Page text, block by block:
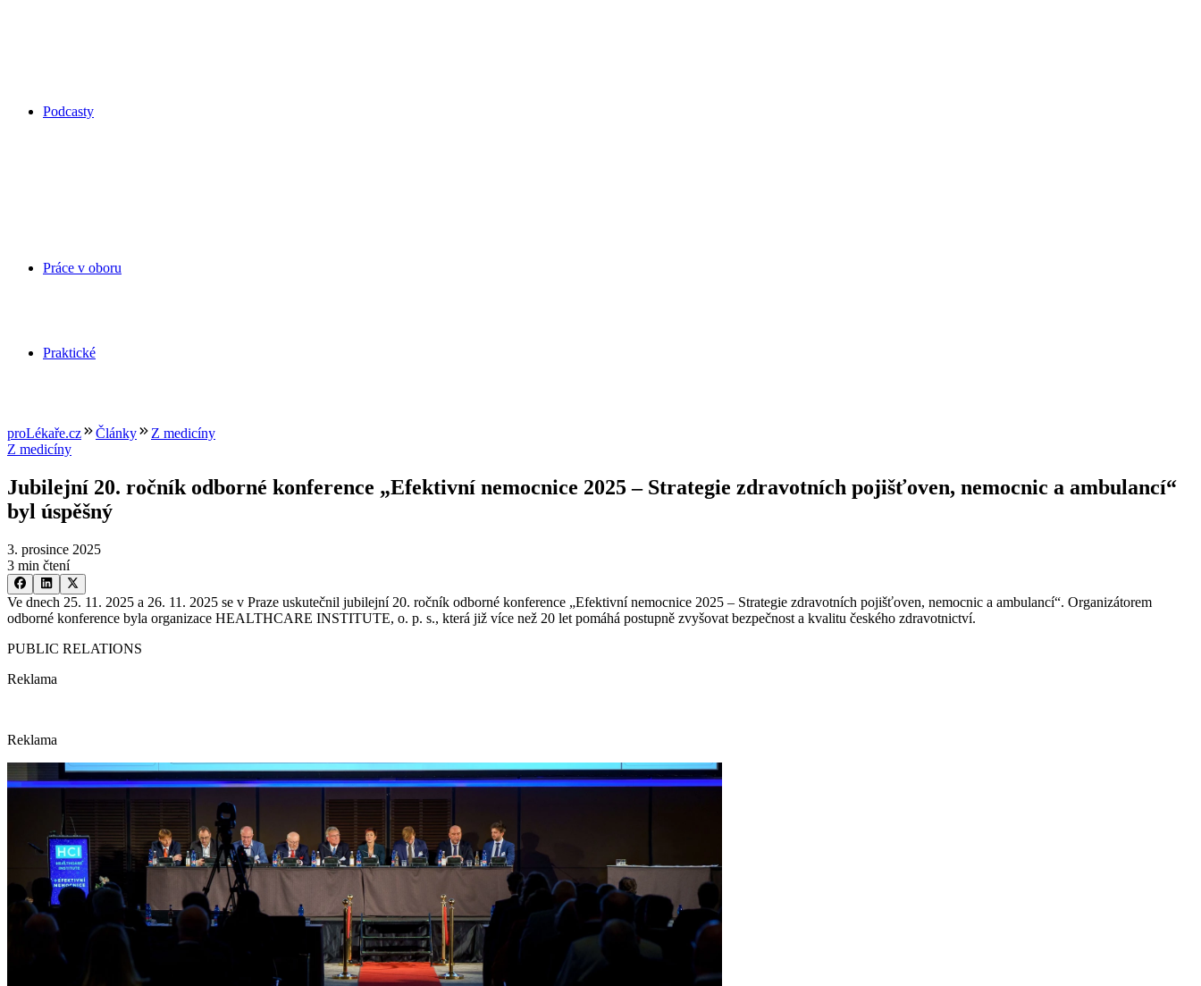
Podcasty
Práce v oboru
Praktické
proLékaře.cz Články
Z medicíny
Z medicíny
Jubilejní 20. ročník odborné konference „Efektivní nemocnice 2025 –⁠ Strategie zdravotních pojišťoven, nemocnic a ambulancí“
byl úspěšný
3. prosince 2025
3 min čtení
Ve dnech 25. 11. 2025 a 26. 11. 2025 se v Praze uskutečnil jubilejní 20. ročník odborné konference „Efektivní nemocnice 2025 –⁠ Strategie zdravotních pojišťoven, nemocnic a ambulancí“. Organizátorem
odborné konference byla organizace HEALTHCARE INSTITUTE, o. p. s., která již více než 20 let pomáhá postupně zvyšovat bezpečnost a kvalitu českého zdravotnictví.
PUBLIC RELATIONS
Reklama
Reklama